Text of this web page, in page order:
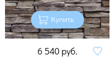
Купить
6 540 руб.